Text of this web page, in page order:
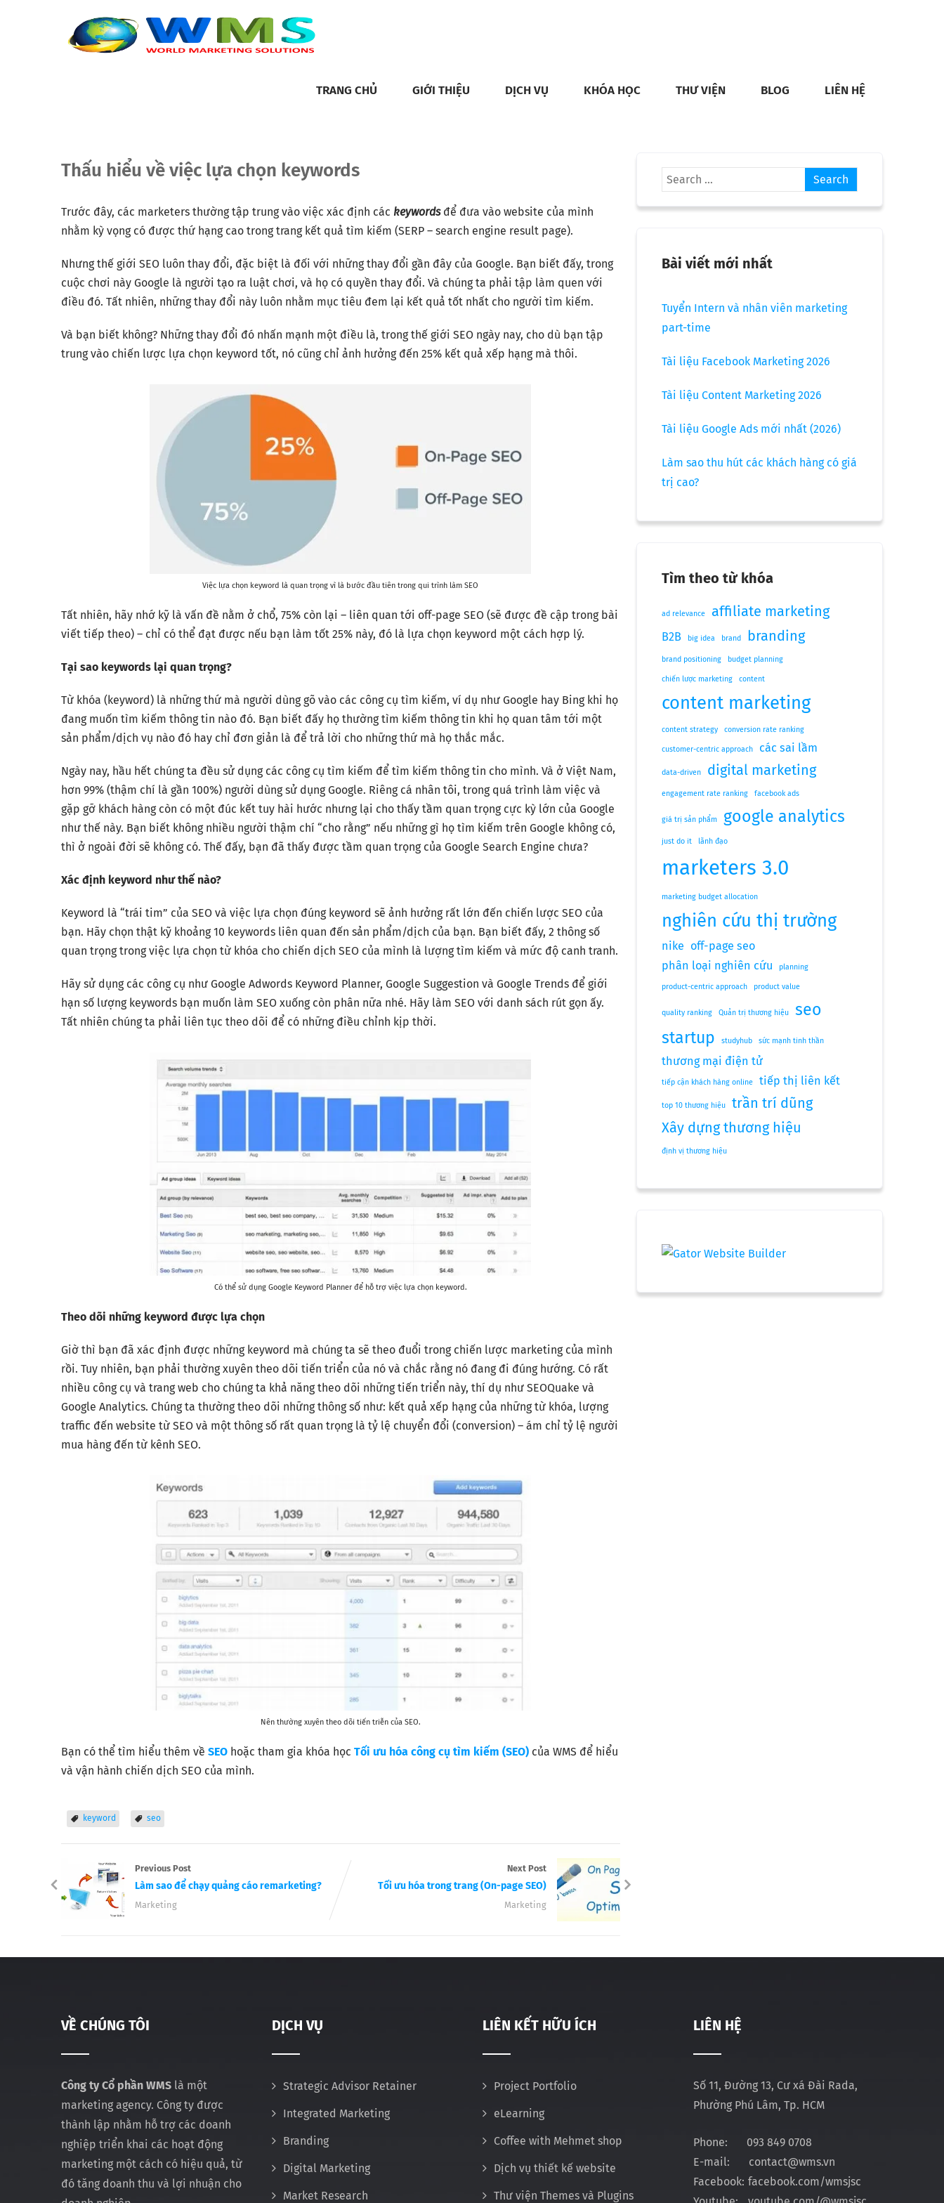
TRANG CHỦ GIỚI THIỆU DỊCH VỤ KHÓA HỌC THƯ VIỆN BLOG LIÊN HỆ
Thấu hiểu về việc lựa chọn keywords
Trước đây, các marketers thường tập trung vào việc xác định các keywordsđể đưa vào website của mình
nhằm kỳ vọng có được thứ hạng cao trong trang kết quả tìm kiếm (SERP – search engine result page).
Nhưng thế giới SEO luôn thay đổi, đặc biệt là đối với những thay đổi gần đây của Google. Bạn biết đấy, trong
cuộc chơi này Google là người tạo ra luật chơi, và họ có quyền thay đổi. Và chúng ta phải tập làm quen với
điều đó. Tất nhiên, những thay đổi này luôn nhằm mục tiêu đem lại kết quả tốt nhất cho người tìm kiếm.
Và bạn biết không? Những thay đổi đó nhấn mạnh một điều là, trong thế giới SEO ngày nay, cho dù bạn tập
trung vào chiến lược lựa chọn keyword tốt, nó cũng chỉ ảnh hưởng đến 25% kết quả xếp hạng mà thôi.
Việc lựa chọn keyword là quan trọng vì là bước đầu tiên trong qui trình làm SEO
Tất nhiên, hãy nhớ kỹ là vấn đề nằm ở chổ, 75% còn lại – liên quan tới off-page SEO (sẽ được đề cập trong bài
viết tiếp theo) – chỉ có thể đạt được nếu bạn làm tốt 25% này, đó là lựa chọn keyword một cách hợp lý.
Tại sao keywords lại quan trọng?
Từ khóa (keyword) là những thứ mà người dùng gõ vào các công cụ tìm kiếm, ví dụ như Google hay Bing khi họ
đang muốn tìm kiếm thông tin nào đó. Bạn biết đấy họ thường tìm kiếm thông tin khi họ quan tâm tới một
sản phẩm/dịch vụ nào đó hay chỉ đơn giản là để trả lời cho những thứ mà họ thắc mắc.
Ngày nay, hầu hết chúng ta đều sử dụng các công cụ tìm kiếm để tìm kiếm thông tin cho mình. Và ở Việt Nam,
hơn 99% (thậm chí là gần 100%) người dùng sử dụng Google. Riêng cá nhân tôi, trong quá trình làm việc và
gặp gỡ khách hàng còn có một đúc kết tuy hài hước nhưng lại cho thấy tầm quan trọng cực kỳ lớn của Google
như thế này. Bạn biết không nhiều người thậm chí “cho rằng” nếu những gì họ tìm kiếm trên Google không có,
thì ở ngoài đời sẽ không có. Thế đấy, bạn đã thấy được tầm quan trọng của Google Search Engine chưa?
Xác định keyword như thế nào?
Keyword là “trái tim” của SEO và việc lựa chọn đúng keyword sẽ ảnh hưởng rất lớn đến chiến lược SEO của
bạn. Hãy chọn thật kỹ khoảng 10 keywords liên quan đến sản phẩm/dịch của bạn. Bạn biết đấy, 2 thông số
quan trọng trong việc lựa chọn từ khóa cho chiến dịch SEO của mình là lượng tìm kiếm và mức độ canh tranh.
Hãy sử dụng các công cụ như Google Adwords Keyword Planner, Google Suggestion và Google Trends để giới
hạn số lượng keywords bạn muốn làm SEO xuống còn phân nữa nhé. Hãy làm SEO với danh sách rút gọn ấy.
Tất nhiên chúng ta phải liên tục theo dõi để có những điều chỉnh kịp thời.
Có thể sử dụng Google Keyword Planner để hỗ trợ việc lựa chọn keyword.
Theo dõi những keyword được lựa chọn
Giờ thì bạn đã xác định được những keyword mà chúng ta sẽ theo đuổi trong chiến lược marketing của mình
rồi. Tuy nhiên, bạn phải thường xuyên theo dõi tiến triển của nó và chắc rằng nó đang đi đúng hướng. Có rất
nhiều công cụ và trang web cho chúng ta khả năng theo dõi những tiến triển này, thí dụ như SEOQuake và
Google Analytics. Chúng ta thường theo dõi những thông số như: kết quả xếp hạng của những từ khóa, lượng
traffic đến website từ SEO và một thông số rất quan trọng là tỷ lệ chuyển đổi (conversion) – ám chỉ tỷ lệ người
mua hàng đến từ kênh SEO.
Nên thường xuyên theo dõi tiến triễn của SEO.
Bạn có thể tìm hiểu thêm về SEO hoặc tham gia khóa học Tối ưu hóa công cụ tìm kiếm (SEO) của WMS để hiểu
và vận hành chiến dịch SEO của mình.
keyword seo
Previous Post
Làm sao để chạy quảng cáo remarketing?
Marketing
Next Post
Tối ưu hóa trong trang (On-page SEO)
Marketing
Bài viết mới nhất
Tuyển Intern và nhân viên marketing
part-time
Tài liệu Facebook Marketing 2026
Tài liệu Content Marketing 2026
Tài liệu Google Ads mới nhất (2026)
Làm sao thu hút các khách hàng có giá
trị cao?
Tìm theo từ khóa
ad relevance affiliate marketing
B2B big idea brand branding
brand positioning budget planning
chiến lược marketing content
content marketing
content strategy conversion rate ranking
customer-centric approach các sai lầm
data-driven digital marketing
engagement rate ranking facebook ads
giá trị sản phẩm google analytics
just do it lãnh đạo
marketers 3.0
marketing budget allocation
nghiên cứu thị trường
nike off-page seo
phân loại nghiên cứu
planning
product-centric approach product value
quality ranking Quản trị thương hiệu
seo
startup
studyhub sức mạnh tinh thần
thương mại điện tử
tiếp cận khách hàng online tiếp thị liên kết
top 10 thương hiệu
trần trí dũng
Xây dựng thương hiệu
định vị thương hiệu
VỀ CHÚNG TÔI
Công ty Cổ phần WMS là một
marketing agency. Công ty được
thành lập nhằm hỗ trợ các doanh
nghiệp triển khai các hoạt động
marketing một cách có hiệu quả, từ
đó tăng doanh thu và lợi nhuận cho
DỊCH VỤ
Strategic Advisor Retainer
Integrated Marketing
Branding
Digital Marketing
Market Research
LIÊN KẾT HỮU ÍCH
Project Portfolio
eLearning
Coffee with Mehmet shop
Dịch vụ thiết kế website
Thư viện Themes và Plugins
LIÊN HỆ
Số 11, Đường 13, Cư xá Đài Rada,
Phường Phú Lâm, Tp. HCM
Phone:
093 849 0708
E-mail:
contact@wms.vn
Facebook: facebook.com/wmsjsc